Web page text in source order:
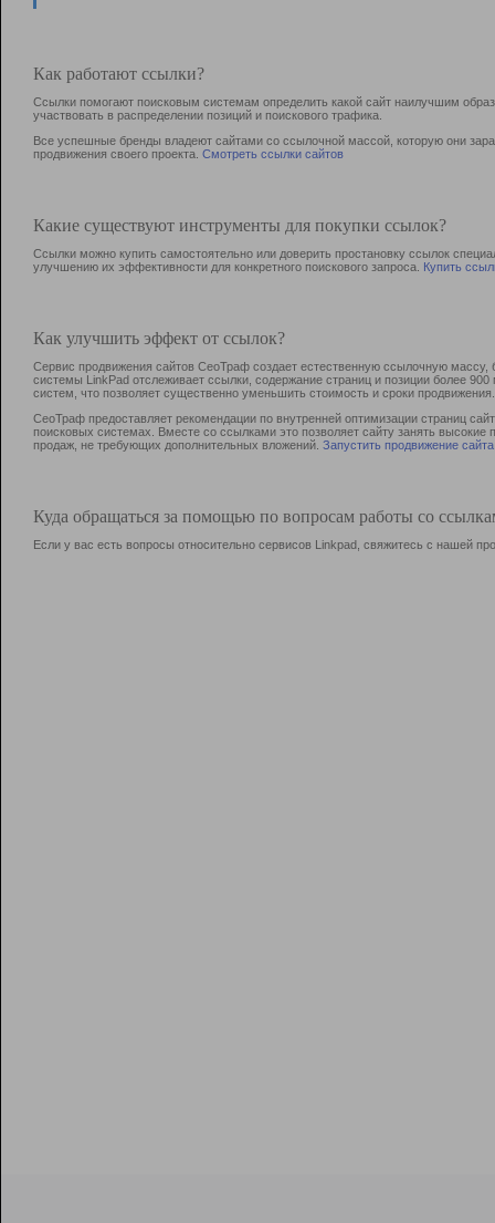
Как работают ссылки?
Ссылки помогают поисковым системам определить какой сайт наилучшим
участвовать в раcпределении позиций и поискового трафика.
Все успешные бренды владеют сайтами со ссылочной массой, которую они
продвижения своего проекта. Смотреть ссылки сайтов
Какие существуют инструменты для покупки ссылок?
Ссылки можно купить самостоятельно или доверить простановку ссылок
улучшению их эффективности для конкретного поискового запроса. Купить
Как улучшить эффект от ссылок?
Сервис продвижения сайтов СеоТраф создает естественную ссылочную
системы LinkPad отслеживает ссылки, содержание страниц и позиции более
систем, что позволяет существенно уменьшить стоимость и сроки продвижения.
СеоТраф предоставляет рекомендации по внутренней оптимизации страниц
поисковых системах. Вместе со ссылками это позволяет сайту занять
продаж, не требующих дополнительных вложений. Запустить продвижение сайта
Куда обращаться за помощью по вопросам работы со
Если у вас есть вопросы относительно сервисов Linkpad, свяжитесь с нашей